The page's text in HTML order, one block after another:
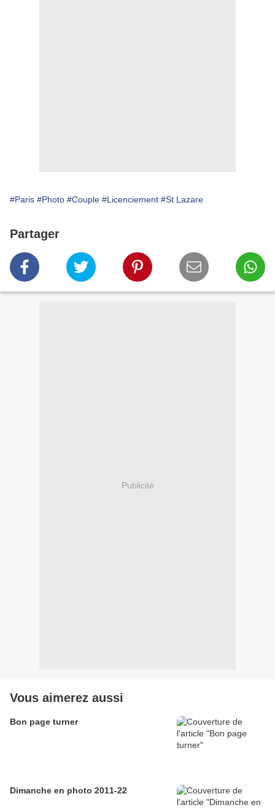
#Paris #Photo #Couple #Licenciement #St Lazare
Partager
Publicité
Vous aimerez aussi
Bon page turner
Dimanche en photo 2011-22